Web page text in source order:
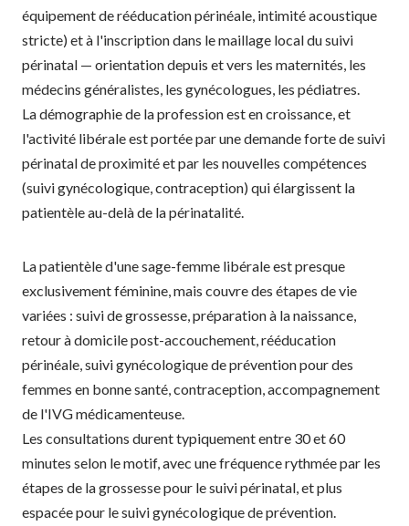
équipement de rééducation périnéale, intimité acoustique
stricte) et à l'inscription dans le maillage local du suivi
périnatal — orientation depuis et vers les maternités, les
médecins généralistes, les gynécologues, les pédiatres.
La démographie de la profession est en croissance, et
l'activité libérale est portée par une demande forte de suivi
périnatal de proximité et par les nouvelles compétences
(suivi gynécologique, contraception) qui élargissent la
patientèle au-delà de la périnatalité.
La patientèle d'une sage-femme libérale est presque
exclusivement féminine, mais couvre des étapes de vie
variées : suivi de grossesse, préparation à la naissance,
retour à domicile post-accouchement, rééducation
périnéale, suivi gynécologique de prévention pour des
femmes en bonne santé, contraception, accompagnement
de l'IVG médicamenteuse.
Les consultations durent typiquement entre 30 et 60
minutes selon le motif, avec une fréquence rythmée par les
étapes de la grossesse pour le suivi périnatal, et plus
espacée pour le suivi gynécologique de prévention.